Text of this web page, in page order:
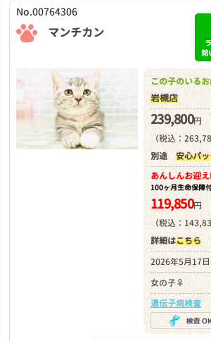
No.00764306
マンチカン
問
この子のいる
岩槻店
239,800円
（税込：
別途 安心パ
あんしんお迎え
100ヶ月生命保障
119,850円
（税込：
詳細はこちら
2026年5月17
女の子♀
遺伝子病検査